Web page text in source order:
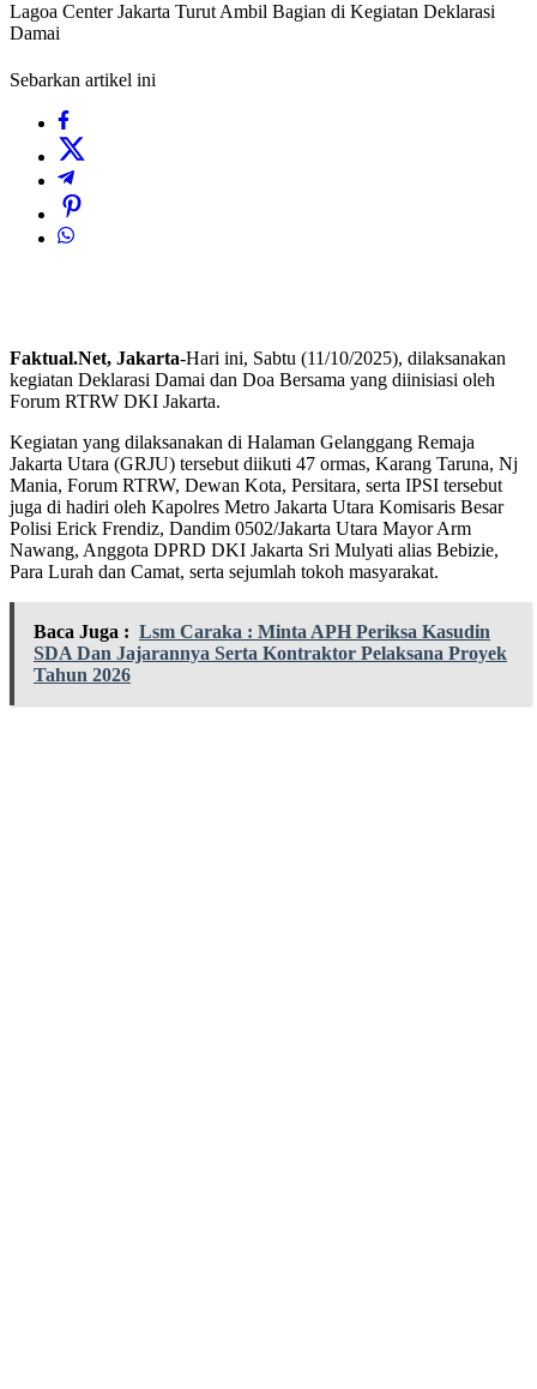
Lagoa Center Jakarta Turut Ambil Bagian di Kegiatan Deklarasi
Damai
Sebarkan artikel ini
Faktual.Net, Jakarta-Hari ini, Sabtu (11/10/2025), dilaksanakan
kegiatan Deklarasi Damai dan Doa Bersama yang diinisiasi oleh
Forum RTRW DKI Jakarta.
Kegiatan yang dilaksanakan di Halaman Gelanggang Remaja
Jakarta Utara (GRJU) tersebut diikuti 47 ormas, Karang Taruna, Nj
Mania, Forum RTRW, Dewan Kota, Persitara, serta IPSI tersebut
juga di hadiri oleh Kapolres Metro Jakarta Utara Komisaris Besar
Polisi Erick Frendiz, Dandim 0502/Jakarta Utara Mayor Arm
Nawang, Anggota DPRD DKI Jakarta Sri Mulyati alias Bebizie,
Para Lurah dan Camat, serta sejumlah tokoh masyarakat.
Baca Juga : Lsm Caraka : Minta APH Periksa Kasudin
SDA Dan Jajarannya Serta Kontraktor Pelaksana Proyek
Tahun 2026